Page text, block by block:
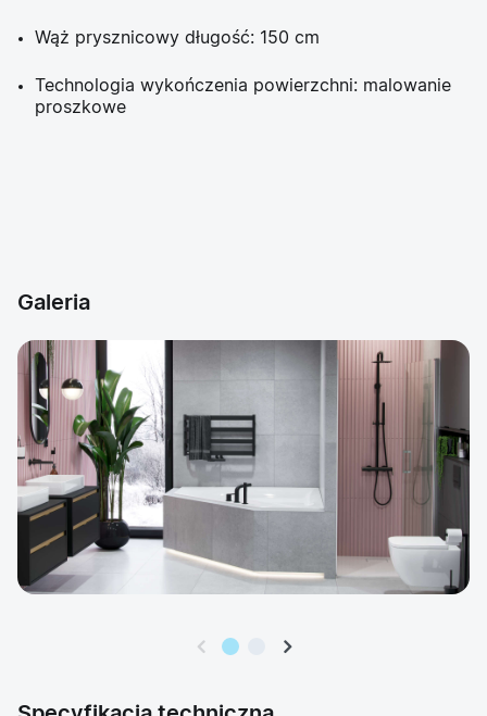
Wąż prysznicowy długość: 150 cm
Technologia wykończenia powierzchni: malowanie
proszkowe
Galeria